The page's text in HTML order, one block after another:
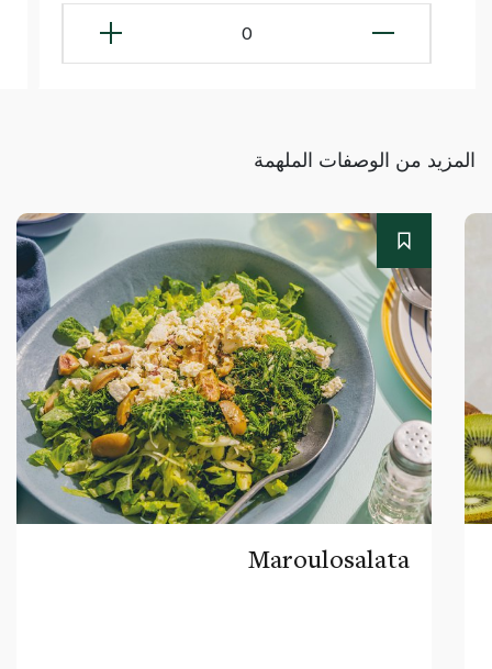
0
المزيد من الوصفات الملهمة
Maroulosalata